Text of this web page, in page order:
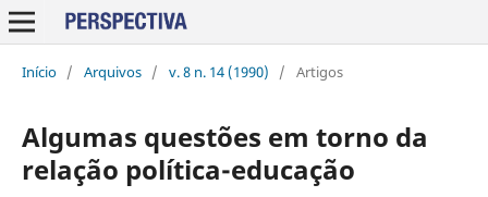
Início / Arquivos / v. 8 n. 14 (1990) / Artigos
Algumas questões em torno da
relação política-educação